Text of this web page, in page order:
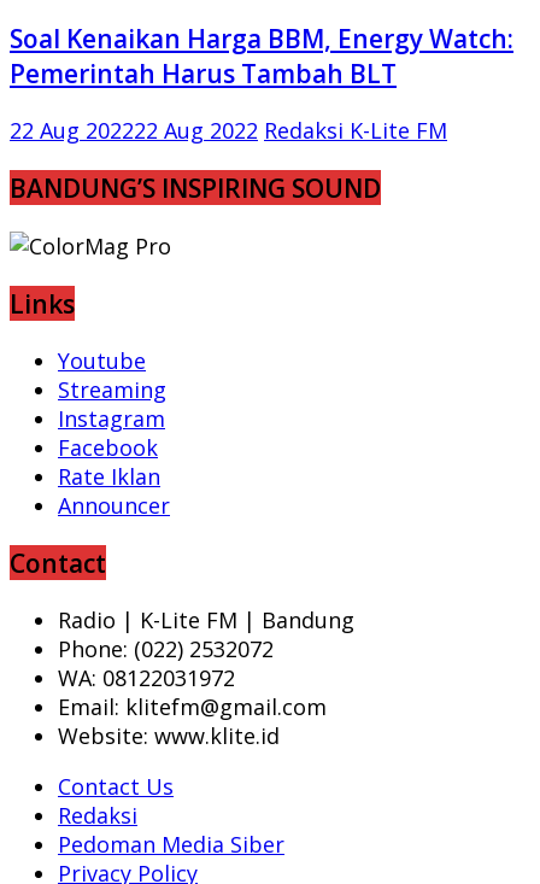
Soal Kenaikan Harga BBM, Energy Watch:
Pemerintah Harus Tambah BLT
22 Aug 202222 Aug 2022 Redaksi K-Lite FM
BANDUNG’S INSPIRING SOUND
Links
Youtube
Streaming
Instagram
Facebook
Rate Iklan
Announcer
Contact
Radio | K-Lite FM | Bandung
Phone: (022) 2532072
WA: 08122031972
Email: klitefm@gmail.com
Website: www.klite.id
Contact Us
Redaksi
Pedoman Media Siber
Privacy Policy